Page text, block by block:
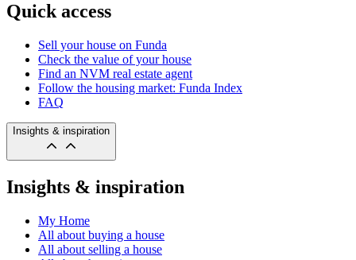
Quick access
Sell your house on Funda
Check the value of your house
Find an NVM real estate agent
Follow the housing market: Funda Index
FAQ
Insights & inspiration
Insights & inspiration
My Home
All about buying a house
All about selling a house